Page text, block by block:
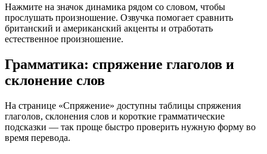
Нажмите на значок динамика рядом со словом, чтобы
прослушать произношение. Озвучка помогает сравнить
британский и американский акценты и отработать
естественное произношение.
Грамматика: спряжение глаголов и
склонение слов
На странице «Спряжение» доступны таблицы спряжения
глаголов, склонения слов и короткие грамматические
подсказки — так проще быстро проверить нужную форму во
время перевода.